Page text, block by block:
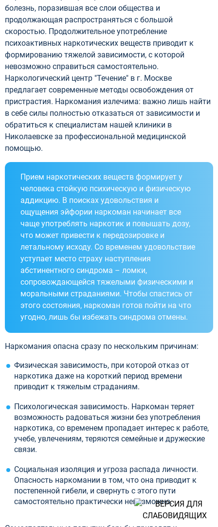
болезнь, поразившая все слои общества и
продолжающая распространяться с большой
скоростью. Продолжительное употребление
психоактивных наркотических веществ приводит к
формированию тяжелой зависимости, с которой
невозможно справиться самостоятельно.
Наркологический центр "Течение" в г. Москве
предлагает современные методы освобождения от
пристрастия. Наркомания излечима: важно лишь найти
в себе силы полностью отказаться от зависимости и
обратиться к специалистам нашей клиники в
Николаевске за профессиональной медицинской
помощью.
Прием наркотических веществ формирует у
человека стойкую психическую и физическую
аддикцию. В поисках удовольствия и
ощущения эйфории наркоман начинает все
чаще употреблять наркотик и повышать дозу,
что может привести к передозировке и
летальному исходу. Со временем удовольствие
уступает место страху наступления
абстинентного синдрома – ломки,
сопровождающейся тяжелыми физическими и
моральными страданиями. Чтобы спастись от
этого состояния, наркоман готов пойти на что
угодно, лишь бы избежать синдрома отмены.
Наркомания опасна сразу по нескольким причинам:
Физическая зависимость, при которой отказ от
наркотика даже на короткий период времени
приводит к тяжелым страданиям.
Психологическая зависимость. Наркоман теряет
возможность радоваться жизни без употребления
наркотика, со временем пропадает интерес к работе,
учебе, увлечениям, теряются семейные и дружеские
связи.
Социальная изоляция и угроза распада личности.
Опасность наркомании в том, что она приводит к
постепенной гибели, и свернуть с этого пути
самостоятельно практически невозможно.